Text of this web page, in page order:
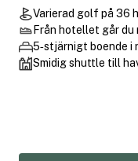
Varierad golf på 36
Från hotellet går
5‑stjärnigt boende i
Smidig shuttle till